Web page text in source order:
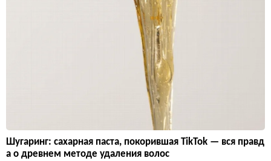
Шугаринг: сахарная паста, покорившая TikTok — вся правд
а о древнем методе удаления волос